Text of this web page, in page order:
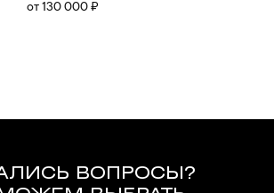
от 130 000 ₽
ВОПРОСЫ?